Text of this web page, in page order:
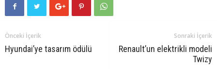
Önceki İçerik
Hyundai’ye tasarım ödülü
Sonraki İçerik
Renault’un elektrikli modeli
Twizy